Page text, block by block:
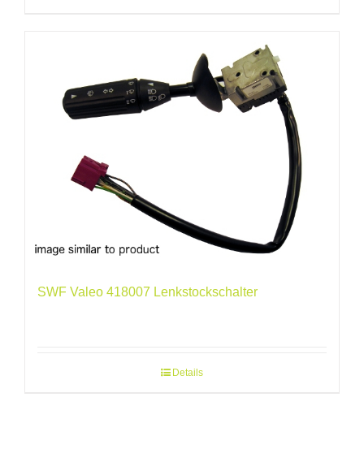
SWF Valeo 418007 Lenkstockschalter
Details